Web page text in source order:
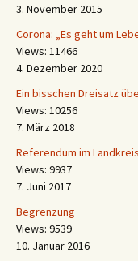
3. November 2015
Corona: „Es geht um
Views: 11466
4. Dezember 2020
Ein bisschen Dreisatz
Views: 10256
7. März 2018
Referendum im
Views: 9937
7. Juni 2017
Begrenzung
Views: 9539
10. Januar 2016